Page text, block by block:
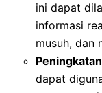
ini dapat
informasi
musuh, dan
dapat